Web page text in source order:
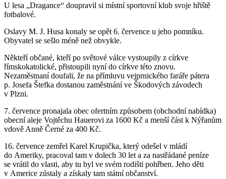
U lesa „Dragance“ doupravil si místní sportovní klub svoje hřiště
fotbalové.
Oslavy M. J. Husa konaly se opět 6. července u jeho pomníku.
Obyvatel se sešlo méně než obvykle.
Někteří občané, kteří po světové válce vystoupily z církve
římskokatolické, přistoupili nyní do církve této znovu.
Nezaměstnaní doufali, že na přímluvu vejprnického faráře pátera
p. Josefa Štefka dostanou zaměstnání ve Škodových závodech
v Plzni.
7. července pronajala obec ofertním způsobem (obchodní nabídka)
obecní aleje Vojtěchu Hauerovi za 1600 Kč a menší část k Nýřanům
vdově Anně Černé za 400 Kč.
16. července zemřel Karel Krupička, který odešel v mládí
do Ameriky, pracoval tam v dolech 30 let a za nastřádané peníze
se vrátil do vlasti, aby tu byl ve svém rodišti pohřben. Jeho děti
v Americe zůstaly a získaly tam státní občanství.